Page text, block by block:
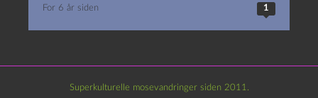
For 6 år siden 1
Superkulturelle mosevandringer siden 2011.